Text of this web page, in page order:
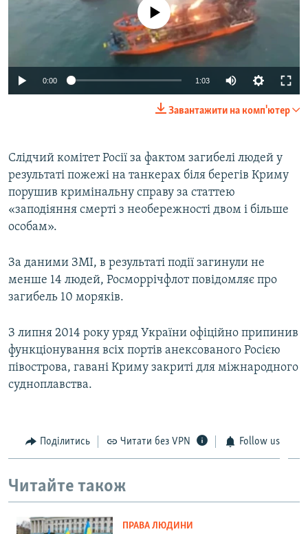
No media source currently available
0:00 1:03
Завантажити на комп'ютер
Слідчий комітет Росії за фактом загибелі людей у
результаті пожежі на танкерах біля берегів Криму
порушив кримінальну справу за статтею
«заподіяння смерті з необережності двом і більше
особам».
За даними ЗМІ, в результаті події загинули не
менше 14 людей, Росморрічфлот повідомляє про
загибель 10 моряків.
З липня 2014 року уряд України офіційно припинив
функціонування всіх портів анексованого Росією
півострова, гавані Криму закриті для міжнародного
судноплавства.
Поділитись Читати без VPN Follow us
Читайте також
ПРАВА ЛЮДИНИ